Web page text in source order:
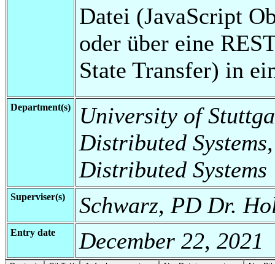
Datei (JavaScript
oder über eine
State Transfer) in
Department(s)
University of
Distributed
Distributed Systems
Superviser(s) Schwarz, PD Dr.
Entry date December 22, 2021